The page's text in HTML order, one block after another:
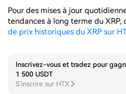
les périodes de faible
rendement entre les deux est
cette période. En regardant la
jours**, le prix a subi un
actuelle au cours des sept
tendance générale à la baisse
se stabiliser. L'amplitude de la
Pour des mises à jour
tendances à long terme du XRP,
de prix historiques du XRP sur
Inscrivez-vous et tradez pour
1 500 USDT
S'inscrire sur HTX